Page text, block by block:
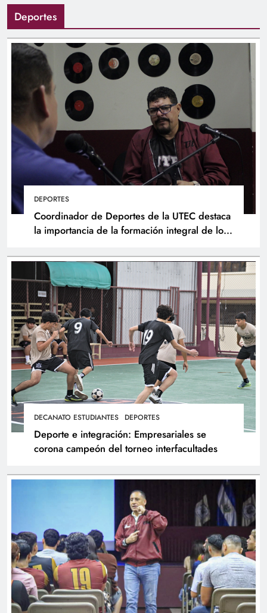
Deportes
DEPORTES
Coordinador de Deportes de la UTEC destaca
la importancia de la formación integral de los
DECANATO ESTUDIANTES DEPORTES
Deporte e integración: Empresariales se
corona campeón del torneo interfacultades